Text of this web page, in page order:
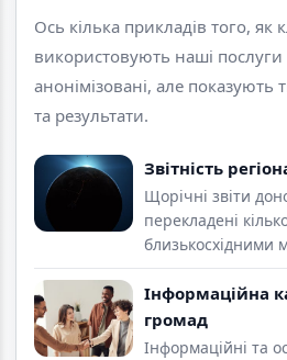
Ось кілька прикладів того, як
використовують наші послуги
анонімізовані, але показують
та результати.
Звітність
Щорічні звіти
перекладені
близькосхідними
Інформаційна
громад
Інформаційні та